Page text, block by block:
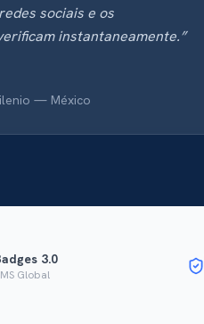
sociais e os
instantaneamente.”
— México
3.0
Global